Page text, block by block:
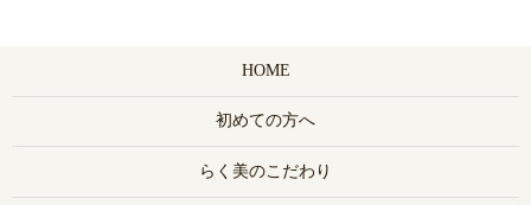
HOME
初めての方へ
らく美のこだわり